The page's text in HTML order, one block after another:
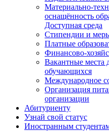
Материально-
оснащённость
Доступная среда
Стипендии и
Платные
Финансово-
Вакантные места
обучающихся
Международное
Организация
организации
Абитуриенту
Узнай свой статус
Иностранным